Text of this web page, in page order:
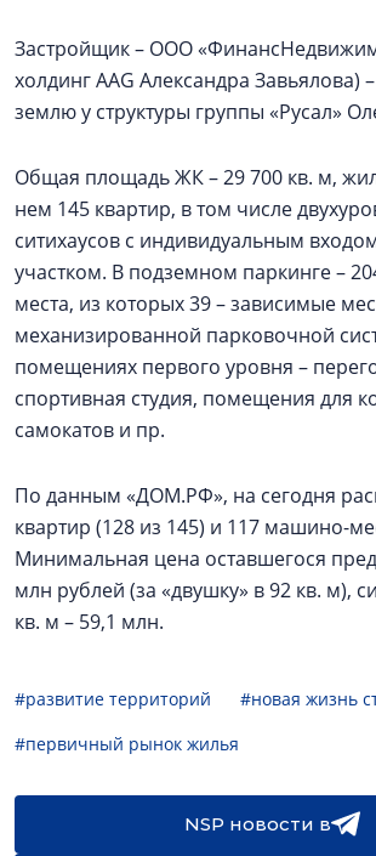
Застройщик – ООО
холдинг AAG Александра Завьялова)
землю у структуры группы «Русал»
Общая площадь ЖК – 29 700 кв. м,
нем 145 квартир, в том числе
ситихаусов с индивидуальным
участком. В подземном паркинге –
места, из которых 39 – зависимые
механизированной парковочной
помещениях первого уровня –
спортивная студия, помещения для
самокатов и пр.
По данным «ДОМ.РФ», на сегодня
квартир (128 из 145) и 117 машино-
Минимальная цена оставшегося
млн рублей (за «двушку» в 92 кв. м),
кв. м – 59,1 млн.
#развитие территорий
#новая жизнь
#первичный рынок жилья
NSP новости в